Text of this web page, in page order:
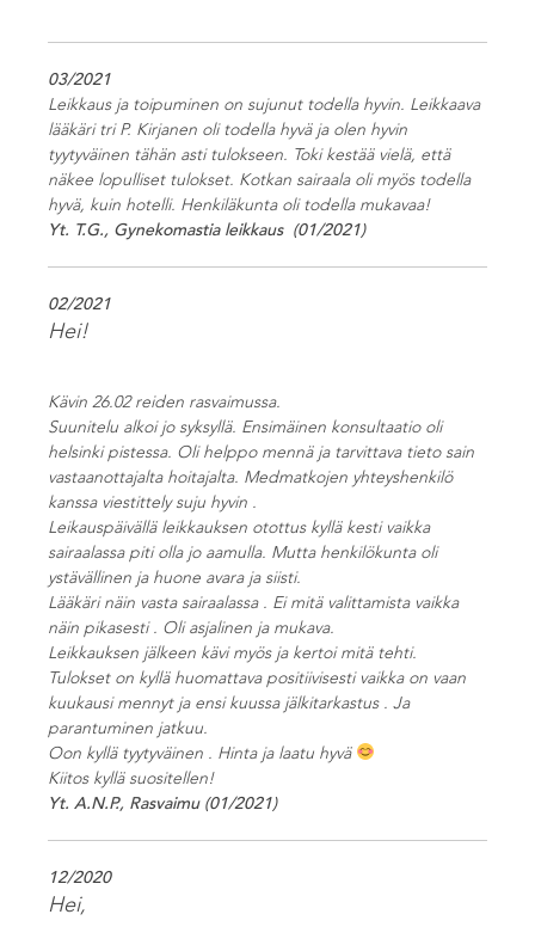
03/2021
Leikkaus ja toipuminen on sujunut todella hyvin. Leikkaava
lääkäri tri P. Kirjanen oli todella hyvä ja olen hyvin
tyytyväinen tähän asti tulokseen. Toki kestää vielä, että
näkee lopulliset tulokset. Kotkan sairaala oli myös todella
hyvä, kuin hotelli. Henkiläkunta oli todella mukavaa!
Yt. T.G., Gynekomastia leikkaus (01/2021)
02/2021
Hei!
Kävin 26.02 reiden rasvaimussa.
Suunitelu alkoi jo syksyllä. Ensimäinen konsultaatio oli
helsinki pistessa. Oli helppo mennä ja tarvittava tieto sain
vastaanottajalta hoitajalta. Medmatkojen yhteyshenkilö
kanssa viestittely suju hyvin .
Leikauspäivällä leikkauksen otottus kyllä kesti vaikka
sairaalassa piti olla jo aamulla. Mutta henkilökunta oli
ystävällinen ja huone avara ja siisti.
Lääkäri näin vasta sairaalassa . Ei mitä valittamista vaikka
näin pikasesti . Oli asjalinen ja mukava.
Leikkauksen jälkeen kävi myös ja kertoi mitä tehti.
Tulokset on kyllä huomattava positiivisesti vaikka on vaan
kuukausi mennyt ja ensi kuussa jälkitarkastus . Ja
parantuminen jatkuu.
Oon kyllä tyytyväinen . Hinta ja laatu hyvä
Kiitos kyllä suositellen!
Yt. A.N.P., Rasvaimu (01/2021)
12/2020
Hei,